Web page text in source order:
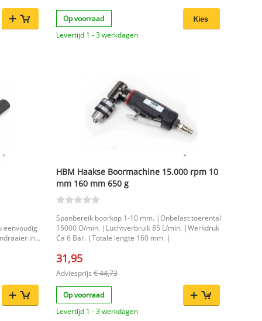
wordt
je
het beste
klusser
je om
Op voorraad
Levertijd 1 - 3 werkdagen
eenvoudig
in
en maakt
met uw
HBM Haakse Boormachine 15.000 rpm 10
mm 160 mm 650 g
Spanbereik boorkop 1-10 mm. |Onbelast toerental
15000 O/min. |Luchtverbruik 85 L/min. |Werkdruk
Ca 6 Bar. |Totale lengte 160 mm. |
31,95
Adviesprijs € 44,73
Op voorraad
Levertijd 1 - 3 werkdagen